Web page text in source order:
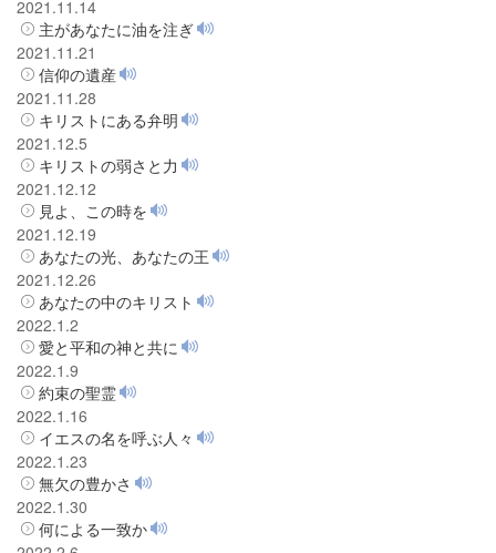
2021.11.14
主があなたに油を注ぎ
2021.11.21
信仰の遺産
2021.11.28
キリストにある弁明
2021.12.5
キリストの弱さと力
2021.12.12
見よ、この時を
2021.12.19
あなたの光、あなたの王
2021.12.26
あなたの中のキリスト
2022.1.2
愛と平和の神と共に
2022.1.9
約束の聖霊
2022.1.16
イエスの名を呼ぶ人々
2022.1.23
無欠の豊かさ
2022.1.30
何による一致か